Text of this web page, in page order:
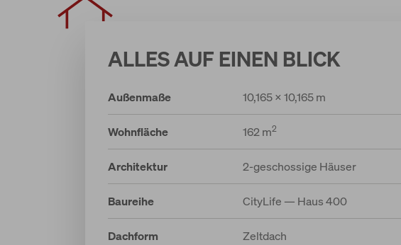
ALLES AUF EINEN BLICK
Außenmaße 10,165 x 10,165 m
Wohnfläche 162 m2
Architektur 2-geschossige Häuser
Baureihe CityLife — Haus 400
Dachform Zeltdach